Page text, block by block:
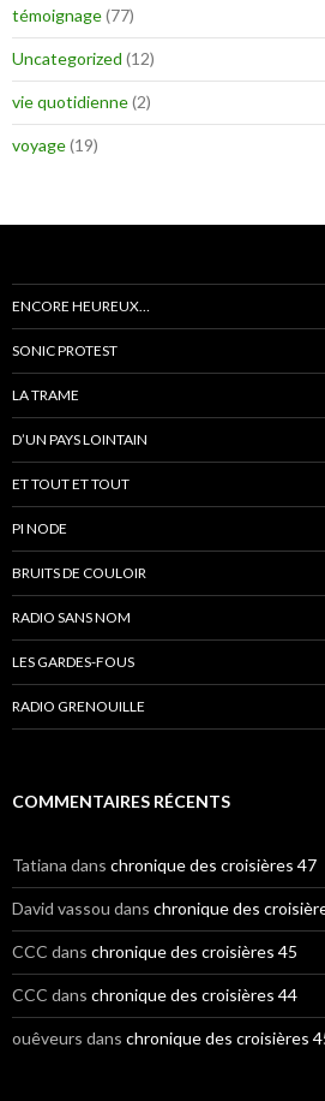
témoignage(77)
Uncategorized (12)
vie quotidienne(2)
voyage(19)
ENCORE HEUREUX…
SONIC PROTEST
LA TRAME
D’UN PAYS LOINTAIN
ET TOUT ET TOUT
PI NODE
BRUITS DE COULOIR
RADIO SANS NOM
LES GARDES-FOUS
RADIO GRENOUILLE
COMMENTAIRES RÉCENTS
Tatiana dans chronique des croisières 47
David vassou dans chronique des
CCC dans chronique des croisières 45
CCC dans chronique des croisières 44
ouêveurs dans chronique des croisières